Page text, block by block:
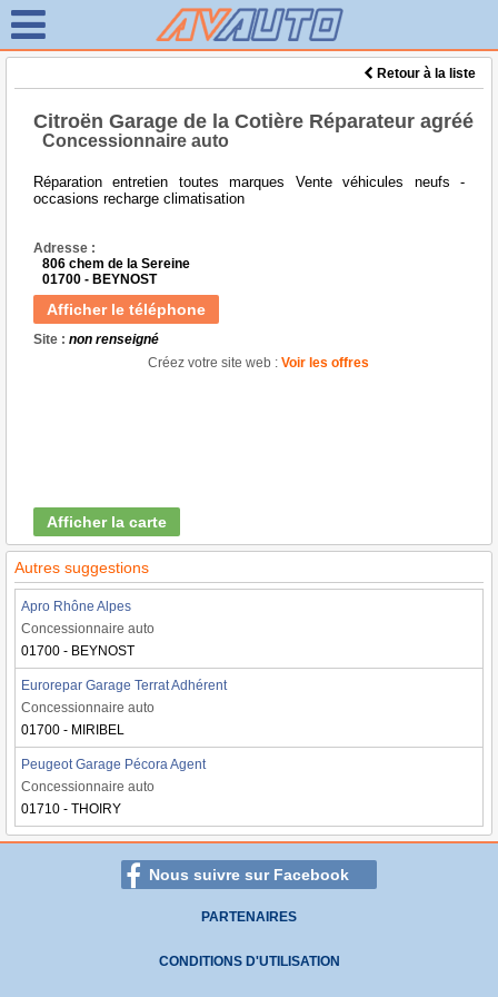
Retour à la liste
Citroën Garage de la Cotière Réparateur agréé
Concessionnaire auto
Réparation entretien toutes marques Vente véhicules neufs -
occasions recharge climatisation
Adresse :
806 chem de la Sereine
01700 - BEYNOST
Afficher le téléphone
Site : non renseigné
Créez votre site web : Voir les offres
Afficher la carte
Autres suggestions
Apro Rhône Alpes
Concessionnaire auto
01700 - BEYNOST
Eurorepar Garage Terrat Adhérent
Concessionnaire auto
01700 - MIRIBEL
Peugeot Garage Pécora Agent
Concessionnaire auto
01710 - THOIRY
Nous suivre sur Facebook
PARTENAIRES
CONDITIONS D'UTILISATION